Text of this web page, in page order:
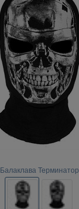
Балаклава Терминатор